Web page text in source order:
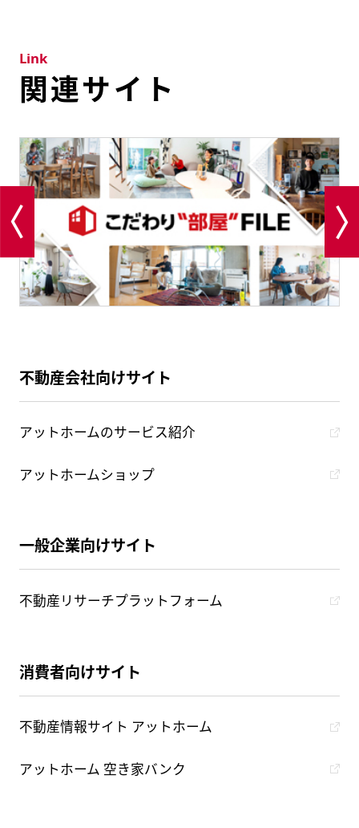
関連サイト
Link
不動産会社向けサイト
アットホームのサービス紹介
アットホームショップ
一般企業向けサイト
不動産リサーチプラットフォーム
消費者向けサイト
不動産情報サイト アットホーム
アットホーム 空き家バンク